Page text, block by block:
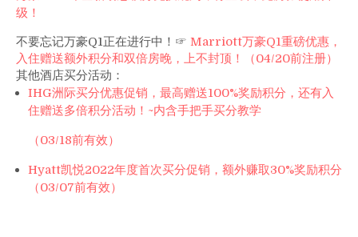
级！
不要忘记万豪Q1正在进行中！☞ Marriott万豪Q1重磅优惠，
入住赠送额外积分和双倍房晚，上不封顶！（04/20前注册）
其他酒店买分活动：
IHG洲际买分优惠促销，最高赠送100%奖励积分，还有入
住赠送多倍积分活动！~内含手把手买分教学
（03/18前有效）
Hyatt凯悦2022年度首次买分促销，额外赚取30%奖励积分
（03/07前有效）